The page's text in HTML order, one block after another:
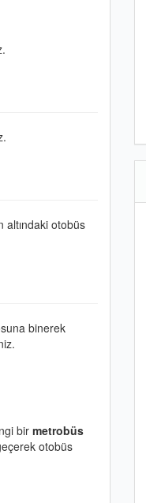
altındaki otobüs
binerek
bir metrobüs
otobüs